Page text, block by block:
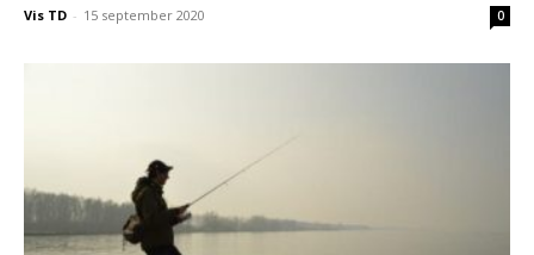
Vis TD - 15 september 2020 0